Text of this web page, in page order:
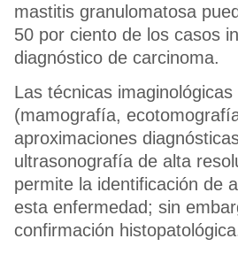
mastitis granulomatosa
50 por ciento de los casos
diagnóstico de carcinoma.
Las técnicas
(mamografía,
aproximaciones
ultrasonografía de alta
permite la identificación de
esta enfermedad; sin
confirmación